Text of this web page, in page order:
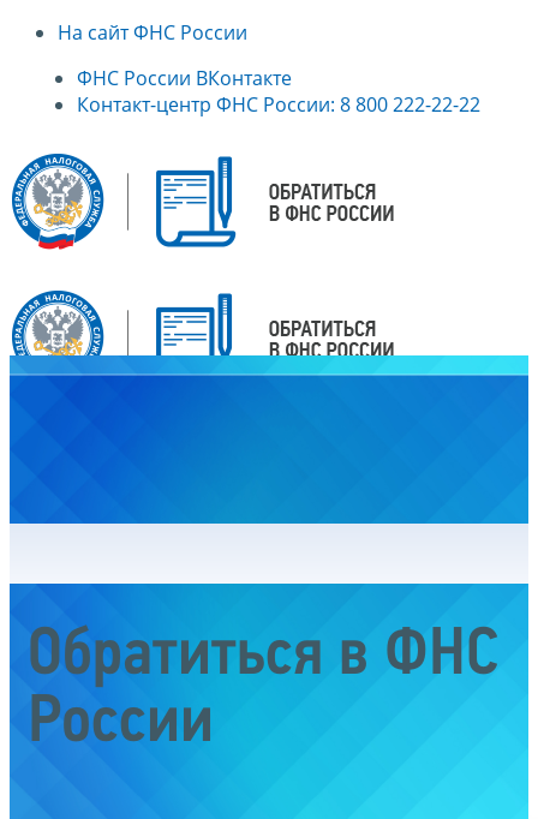
На сайт ФНС России
ФНС России ВКонтакте
Контакт-центр ФНС России: 8 800 222-22-22
Обратиться в ФНС
России